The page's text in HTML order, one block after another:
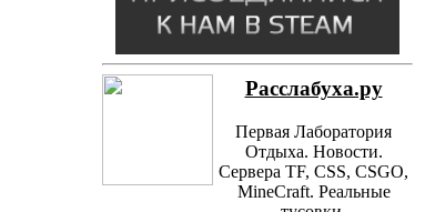
Расслабуха.ру
Первая Лаборатория
Отдыха. Новости.
Сервера TF, CSS, CSGO,
MineCraft. Реальные